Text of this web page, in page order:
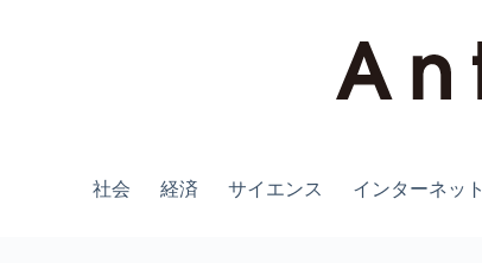
社会 経済 サイエンス インターネット